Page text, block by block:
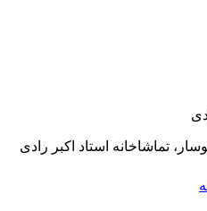
تماشاخانه استاد اکبر رادی